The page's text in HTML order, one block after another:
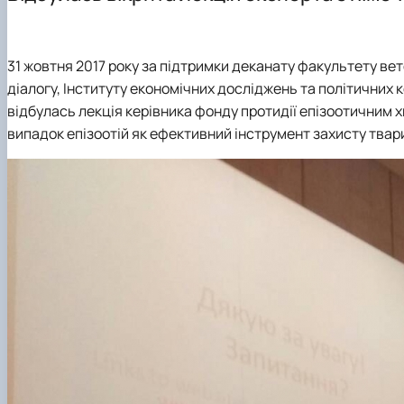
Аспірантура
Вступнику
Співпраця
Наукова робота студентів
Ветеринарна епідеміологія
Організація ветеринарної справи
Паразитологія та тропічна ветеринарія
Санітарна і харчова мікробіологія
Сільськогосподарська мікробіологія
31 жовтня 2017 року за підтримки деканату факультету
діалогу, Інституту економічних досліджень та
відбулась лекція керівника фонду протидії
випадок епізоотій як ефективний інструмент захисту